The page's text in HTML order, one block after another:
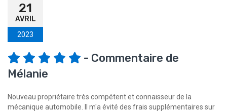
21
AVRIL
2023
- Commentaire de
Mélanie
Nouveau propriétaire très compétent et connaisseur de la
mécanique automobile. Il m'a évité des frais supplémentaires sur